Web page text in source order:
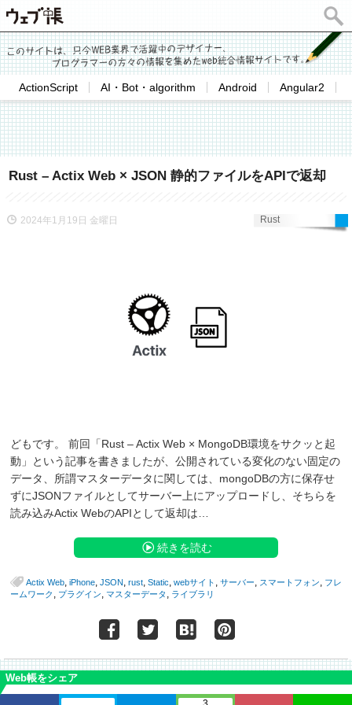
ActionScript AI・Bot・algorithm Android Angular2
Rust – Actix Web × JSON 静的ファイルをAPIで返却
Rust
2024年1月19日 金曜日
どもです。 前回「Rust – Actix Web × MongoDB環境をサクッと起
動」という記事を書きましたが、公開されている変化のない固定の
データ、所謂マスターデータに関しては、mongoDBの方に保存せ
ずにJSONファイルとしてサーバー上にアップロードし、そちらを
読み込みActix WebのAPIとして返却は…
続きを読む
Actix Web, iPhone, JSON , rust, Static, webサイト , サーバー, スマートフォン, フレ
ームワーク , プラグイン, マスターデータ , ライブラリ
Web帳をシェア